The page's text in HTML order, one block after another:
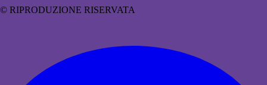
© RIPRODUZIONE RISERVATA